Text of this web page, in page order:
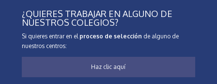
¿QUIERES TRABAJAR EN ALGUNO DE
NUESTROS COLEGIOS?
Si quieres entrar en el proceso de selección de alguno de
nuestros centros:
Haz clic aquí